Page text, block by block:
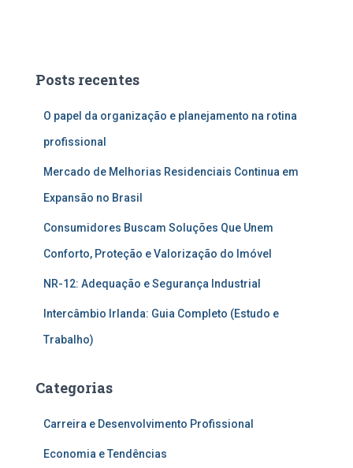
Posts recentes
O papel da organização e planejamento na rotina
profissional
Mercado de Melhorias Residenciais Continua em
Expansão no Brasil
Consumidores Buscam Soluções Que Unem
Conforto, Proteção e Valorização do Imóvel
NR-12: Adequação e Segurança Industrial
Intercâmbio Irlanda: Guia Completo (Estudo e
Trabalho)
Categorias
Carreira e Desenvolvimento Profissional
Economia e Tendências